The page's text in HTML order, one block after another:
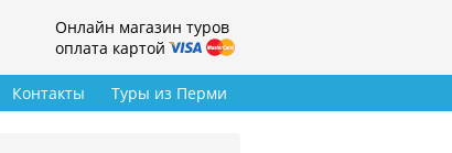
Онлайн магазин туров
оплата картой
Туры из Перми
Контакты